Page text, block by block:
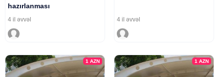
hazırlanması
4 il əvvəl 4 il əvvəl
1AZN 1 AZN